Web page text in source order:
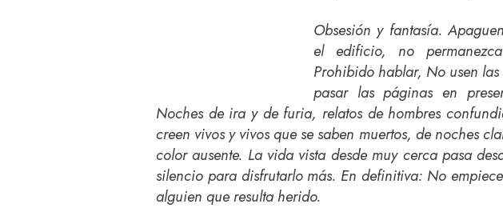
Obsesión y fantasía.
el edificio, no
Prohibido hablar, No usen
pasar las páginas en
Noches de ira y de furia, relatos de hombres
creen vivos y vivos que se saben muertos, de noches
color ausente. La vida vista desde muy cerca pasa
silencio para disfrutarlo más. En definitiva: No
alguien que resulta herido.